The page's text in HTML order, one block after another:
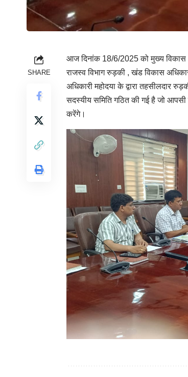
SHARE
आज दिनांक 18/6/2025 को मुख्य विकास
राजस्व विभाग रुड़की , खंड विकास
अधिकारी महोदया के द्वारा तहसीलदार
सदस्यीय समिति गठित की गई है जो
करेंगे।